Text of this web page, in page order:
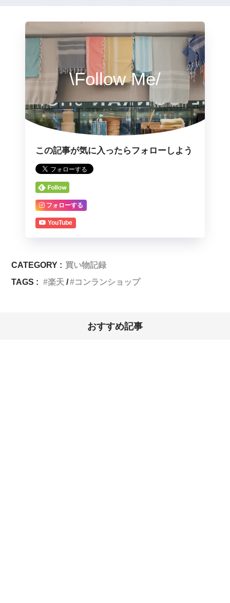
\Follow Me/
この記事が気に入ったらフォローしよう
フォローする
YouTube
CATEGORY : 買い物記録
TAGS :
楽天 コンランショップ
おすすめ記事